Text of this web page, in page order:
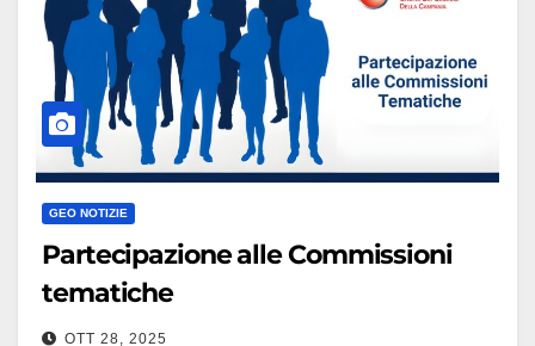
GEO NOTIZIE
Partecipazione alle Commissioni
tematiche
OTT 28, 2025